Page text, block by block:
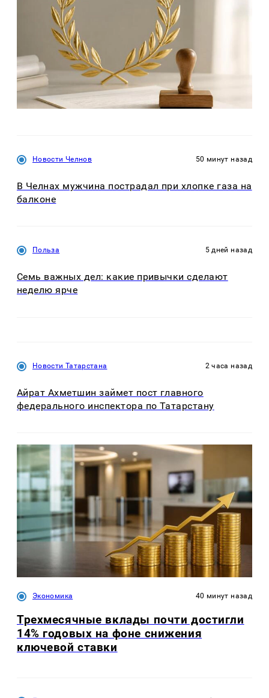
Новости Челнов 50 минут назад
В Челнах мужчина пострадал при хлопке газа на
балконе
Польза 5 дней назад
Семь важных дел: какие привычки сделают
неделю ярче
Новости Татарстана 2 часа назад
Айрат Ахметшин займет пост главного
федерального инспектора по Татарстану
Экономика 40 минут назад
Трехмесячные вклады почти достигли
14% годовых на фоне снижения
ключевой ставки